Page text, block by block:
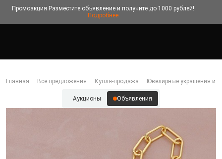
Промоакция Разместите объявление и получите до 1000 рублей!
Подробнее
Главная Все предложения Купля-продажа Ювелирные украшения и
Аукционы Объявления